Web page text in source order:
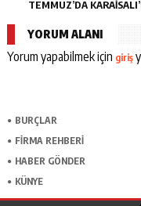
TEMMUZ’DA
YORUM ALANI
Yorum yapabilmek için giriş
BURÇLAR
FİRMA REHBERİ
HABER GÖNDER
KÜNYE